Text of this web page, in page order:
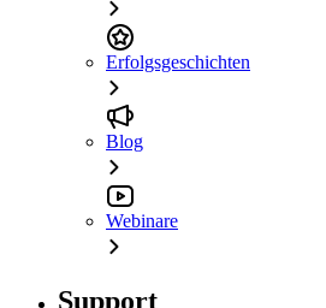
Erfolgsgeschichten
Blog
Webinare
Support